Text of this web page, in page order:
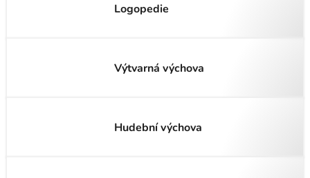
Logopedie
Výtvarná výchova
Hudební výchova